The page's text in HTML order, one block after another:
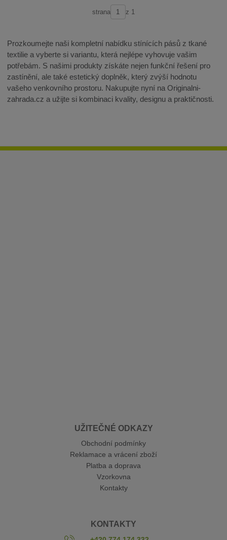
strana z 1
Prozkoumejte naši kompletní nabídku stínících pásů z tkané
textilie a vyberte si variantu, která nejlépe vyhovuje vašim
potřebám. S našimi produkty získáte nejen funkční řešení pro
zastínění, ale také estetický doplněk, který zvýší hodnotu
vašeho venkovního prostoru. Nakupujte nyní na Originalni-
zahrada.cz a užijte si kombinaci kvality, designu a praktičnosti.
UŽITEČNÉ ODKAZY
Obchodní podmínky
Reklamace a vrácení zboží
Platba a doprava
Vzorkovna
Kontakty
KONTAKTY